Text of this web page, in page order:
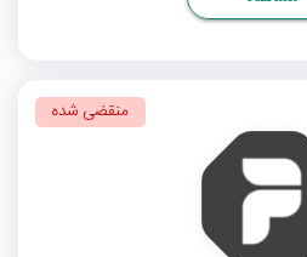
منقضی شده